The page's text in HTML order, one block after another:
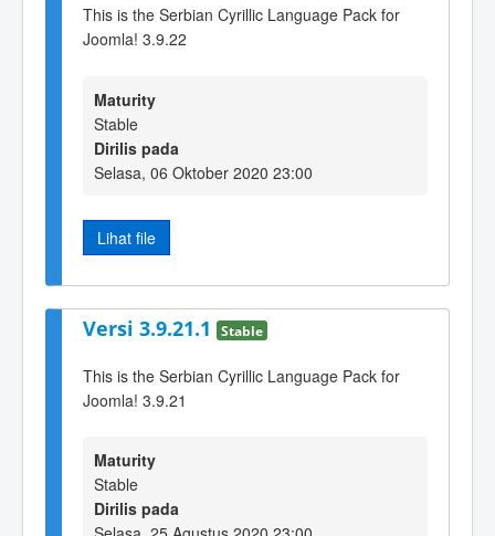
This is the Serbian Cyrillic Language Pack for
Joomla! 3.9.22
Maturity
Stable
Dirilis pada
Selasa, 06 Oktober 2020 23:00
Lihat file
Versi 3.9.21.1 Stable
This is the Serbian Cyrillic Language Pack for
Joomla! 3.9.21
Maturity
Stable
Dirilis pada